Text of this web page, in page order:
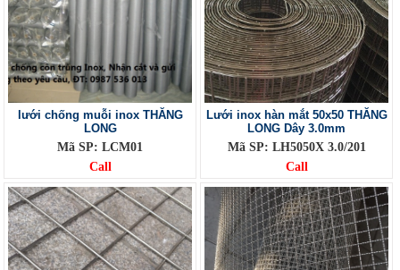
lưới chống muỗi inox THĂNG
LONG
Mã SP: LCM01
Call
Lưới inox hàn mắt 50x50 THĂNG
LONG Dây 3.0mm
Mã SP: LH5050X 3.0/201
Call